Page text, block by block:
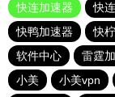
快连加速器
快
快鸭加速器
快
软件中心
雷霆
小美
小美vpn